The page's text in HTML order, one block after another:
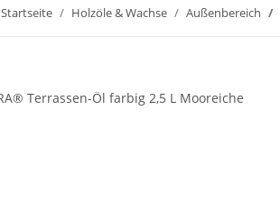
Startseite Holzöle & Wachse Außenbereich